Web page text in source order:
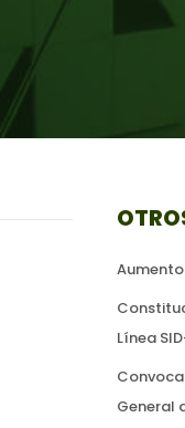
Línea
General